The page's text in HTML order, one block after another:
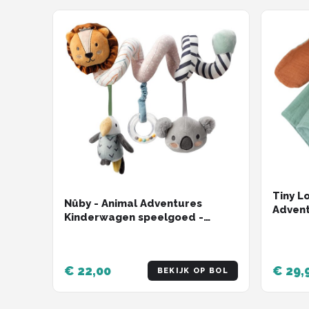
Nûby - Animal Adventures
Kinderwagen speelgoed -
€ 22,00 BEKIJK OP BOL
Tiny
€